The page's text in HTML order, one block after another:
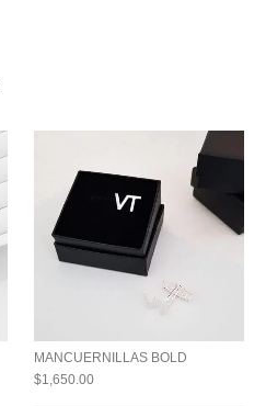
MANCUERNILLAS BOLD
$1,650.00